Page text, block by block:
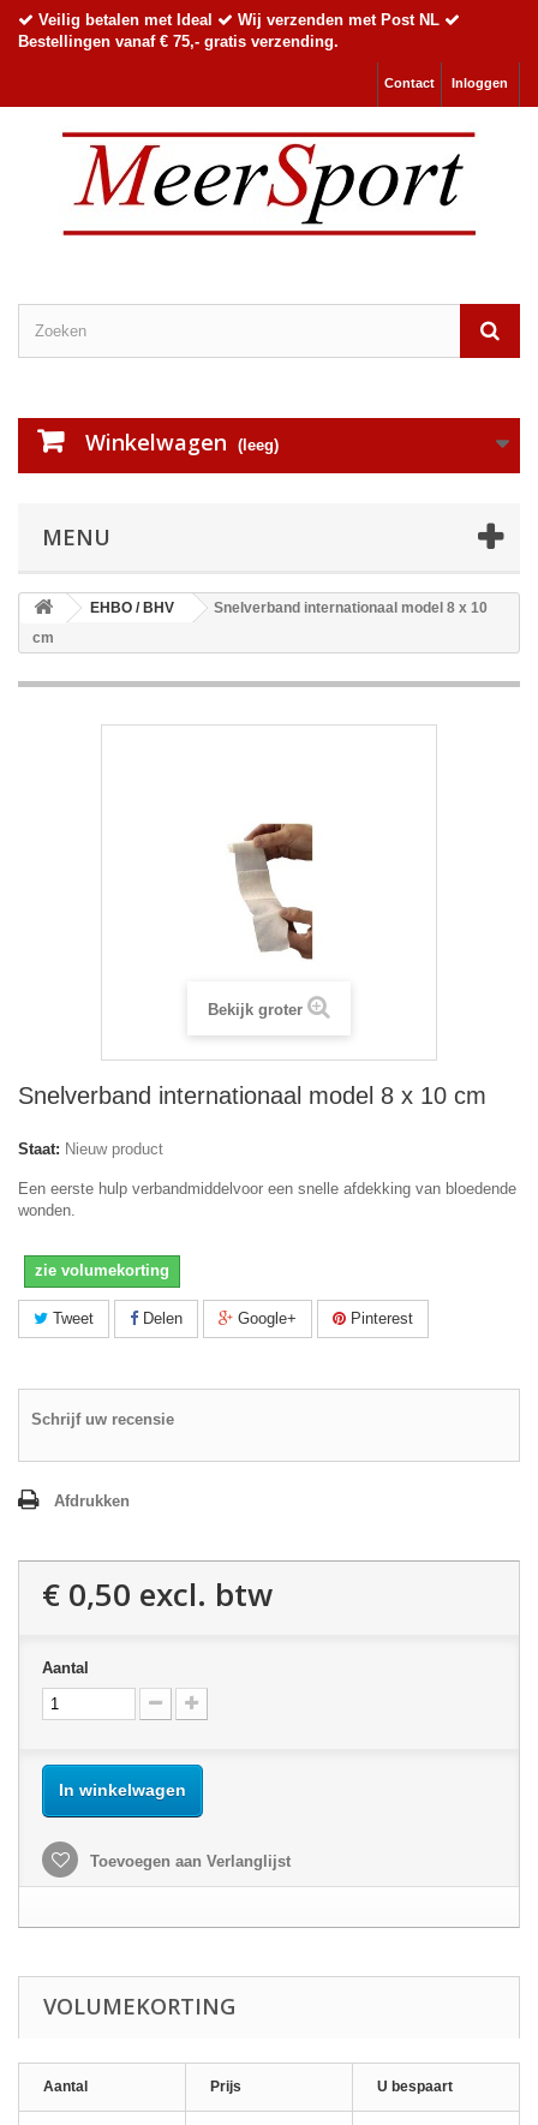
Veilig betalen met Ideal
Wij verzenden met Post NL
Bestellingen vanaf € 75,- gratis verzending.
Inloggen
Contact
Winkelwagen (leeg)
MENU
EHBO / BHV
Snelverband internationaal model 8 x 10
cm
Bekijk groter
Snelverband internationaal model 8 x 10 cm
Staat: Nieuw product
Een eerste hulp verbandmiddelvoor een snelle afdekking van bloedende
wonden.
zie volumekorting
Tweet Delen Google+ Pinterest
Schrijf uw recensie
Afdrukken
€ 0,50 excl. btw
Aantal
In winkelwagen
Toevoegen aan Verlanglijst
VOLUMEKORTING
Aantal Prijs U bespaart